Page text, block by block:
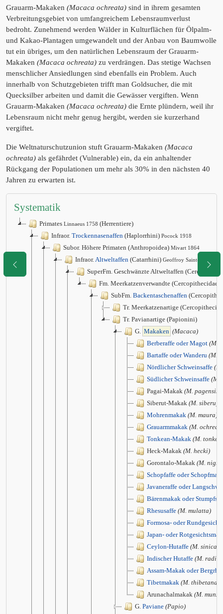
Grauarm-Makaken (Macaca ochreata) sind in ihrem gesamten
Verbreitungsgebiet von umfangreichem Lebensraumverlust
bedroht. Zunehmend werden Wälder in Kulturflächen für Ölpalm-
und Kakao-Plantagen umgewandelt und der Anbau von Baumwolle
tut ein übriges, um den natürlichen Lebensraum der Grauarm-
Makaken (Macaca ochreata) zu verdrängen. Das stetige Wachsen
menschlicher Ansiedlungen sind ebenfalls ein Problem. Auch
innerhalb von Schutzgebieten trifft man Goldsucher, die mit
Quecksilber arbeiten und damit die Gewässer vergiften. Wenn
Grauarm-Makaken (Macaca ochreata) die Ernte plündern, weil ihr
Lebensraum nicht mehr genug hergibt, werden sie kurzerhand
vergiftet.
Die Weltnaturschutzunion stuft Grauarm-Makaken (Macaca
ochreata) als gefährdet (Vulnerable) ein, da ein anhaltender
Rückgang der Populationen um mehr als 30% in den nächsten 40
Jahren zu erwarten ist.
Systematik
Primates Linnaeus 1758 (Herrentiere)
Infraor. Trockennasenaffen (Haplorrhini) Pocock 1918
Subor. Höhere Primaten (Anthropoidea) Mivart 1864
Infraor.Altweltaffen (Catarrhini) Geoffroy Saint-Hilaire
SuperFm. Geschwänzte Altweltaffen
Fm. Meerkatzenverwandte (Cercopithecidae)
SubFm. Backentaschenaffen
Tr. Meerkatzenartige
Tr. Pavianartige (Papionini)
G. Makaken (Macaca)
Berberaffe oder Magot (M.
Bartaffe oder Wanderu (M.
Nördlicher Schweinsaffe
Südlicher Schweinsaffe (M.
Pagai-Makak (M. pagensis)
Siberut-Makak (M. siberu)
Mohrenmakak (M. maura)
Grauarmmakak (M.
Tonkean-Makak (M.
Heck-Makak (M. hecki)
Gorontalo-Makak (M.
Schopfaffe oder
Javaneraffe oder
Bärenmakak oder
Rhesusaffe (M. mulatta)
Formosa- oder
Japan- oder
Ceylon-Hutaffe (M. sinica)
Indischer Hutaffe (M.
Assam-Makak oder
Tibetmakak (M. thibetana)
Arunachalmakak (M.
G. Paviane (Papio)